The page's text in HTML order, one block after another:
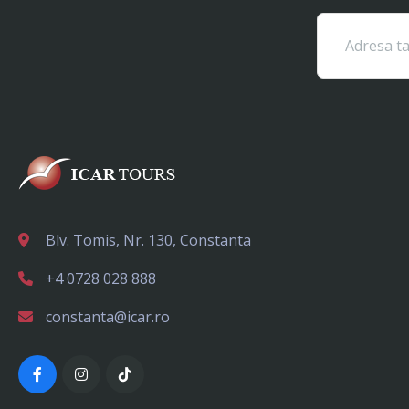
Blv. Tomis, Nr. 130, Constanta
+4 0728 028 888
constanta@icar.ro